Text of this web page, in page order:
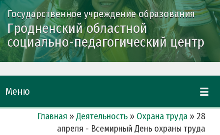
Государственное учреждение образования
Гродненский областной
социально-педагогический центр
Меню
Главная » Деятельность » Охрана труда » 28
апреля - Всемирный День охраны труда